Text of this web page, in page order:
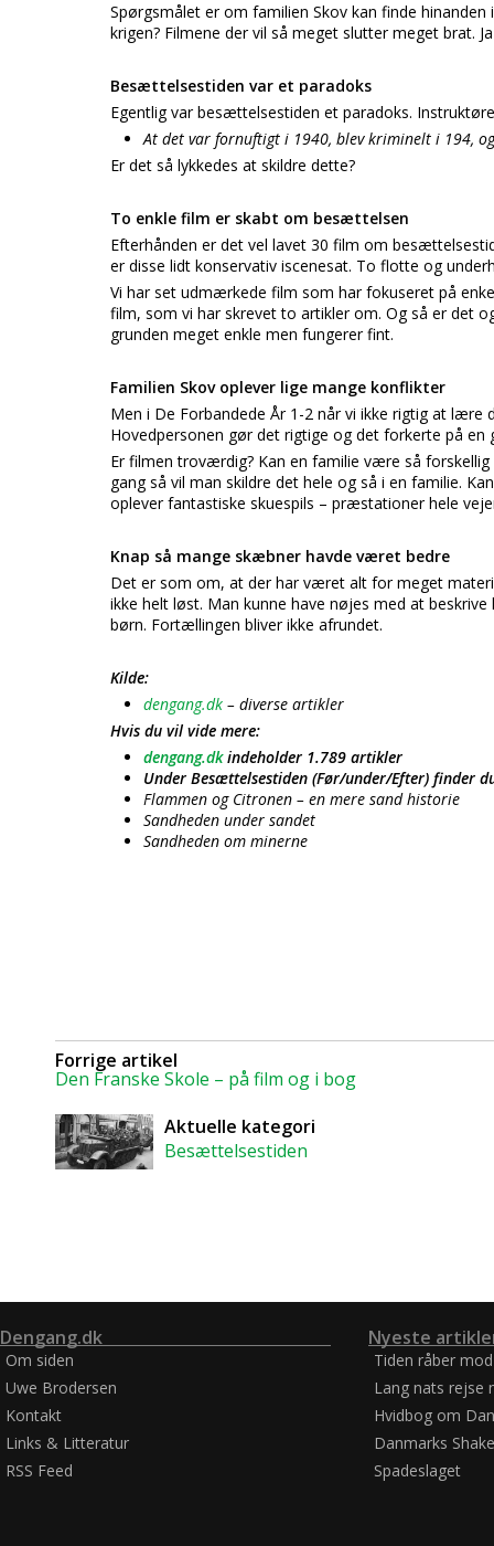
Spørgsmålet er om familien Skov kan finde
krigen? Filmene der vil så meget slutter meget brat.
Besættelsestiden var et paradoks
Egentlig var besættelsestiden et paradoks.
At det var fornuftigt i 1940, blev kriminelt i 194,
Er det så lykkedes at skildre dette?
To enkle film er skabt om besættelsen
Efterhånden er det vel lavet 30 film om
er disse lidt konservativ iscenesat. To flotte og
Vi har set udmærkede film som har fokuseret på
film, som vi har skrevet to artikler om. Og så er det
grunden meget enkle men fungerer fint.
Familien Skov oplever lige mange konflikter
Men i De Forbandede År 1-2 når vi ikke rigtig at
Hovedpersonen gør det rigtige og det forkerte på en
Er filmen troværdig? Kan en familie være så
gang så vil man skildre det hele og så i en familie.
oplever fantastiske skuespils – præstationer hele
Knap så mange skæbner havde været bedre
Det er som om, at der har været alt for meget
ikke helt løst. Man kunne have nøjes med at
børn. Fortællingen bliver ikke afrundet.
Kilde:
dengang.dk – diverse artikler
Hvis du vil vide mere:
dengang.dkindeholder 1.789 artikler
Under Besættelsestiden (Før/under/Efter) finder
Flammen og Citronen – en mere sand historie
Sandheden under sandet
Sandheden om minerne
Forrige artikel
Den Franske Skole – på film og i bog
Aktuelle kategori
Besættelsestiden
Dengang.dk
Om siden
Uwe Brodersen
Kontakt
Links & Litteratur
RSS Feed
Nyeste
Tiden råber
Lang nats rejse
Hvidbog om
Danmarks
Spadeslaget